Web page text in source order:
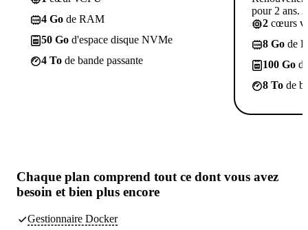
4 Go de RAM
50 Go d'espace disque NVMe
4 To de bande passante
pour 2 ans.
2 cœurs
8 Go de
100 Go
8 To de
Chaque plan comprend tout ce dont vous avez
besoin et bien plus encore
Gestionnaire Docker